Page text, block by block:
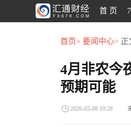
首 页
首页> 要闻中心> 正
4月非农今
预期可能
2026-05-08 10:28